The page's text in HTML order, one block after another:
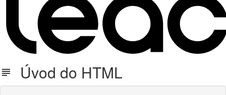
Úvod do HTML